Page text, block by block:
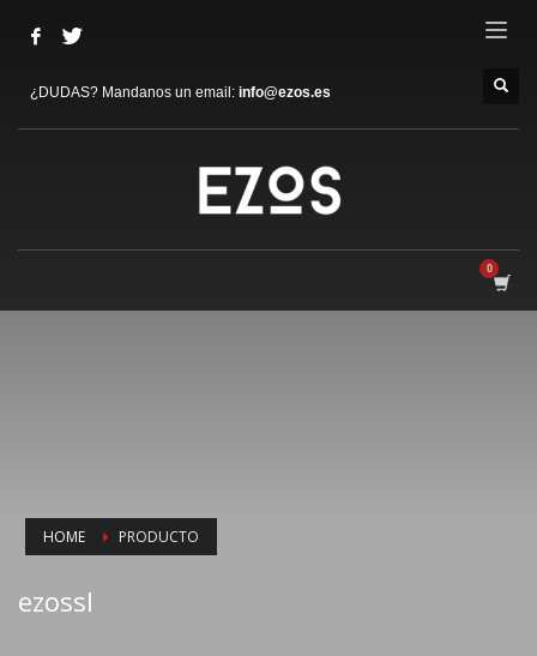
¿DUDAS? Mandanos un email: info@ezos.es
HOME PRODUCTO
ezossl